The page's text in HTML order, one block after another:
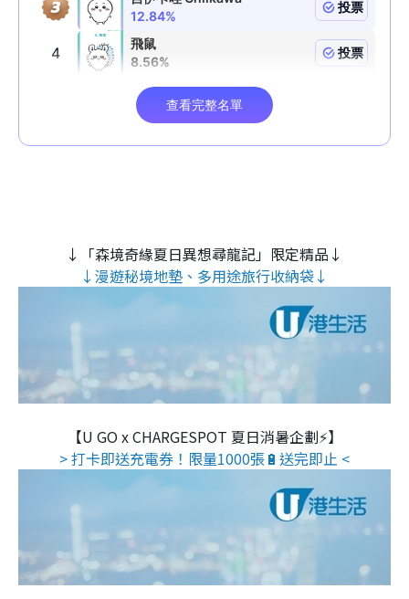
↓「森境奇緣夏日異想尋龍記」限定精品↓
↓漫遊秘境地墊、多用途旅行收納袋↓
【U GO x CHARGESPOT 夏日消暑企劃⚡】
> 打卡即送充電券！限量1000張🔋送完即止 <